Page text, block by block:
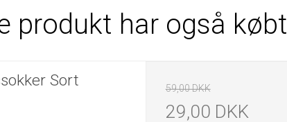
produkt har også købt
Sort 59,00 DKK
29,00 DKK